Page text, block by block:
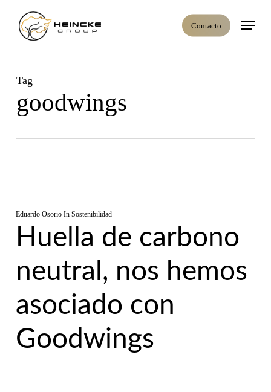
Contacto
Menú
Tag
goodwings
Eduardo Osorio In Sostenibilidad
Huella de carbono
neutral, nos hemos
asociado con
Goodwings